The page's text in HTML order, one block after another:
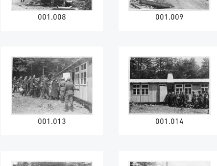
001.008 001.009
001.013 001.014